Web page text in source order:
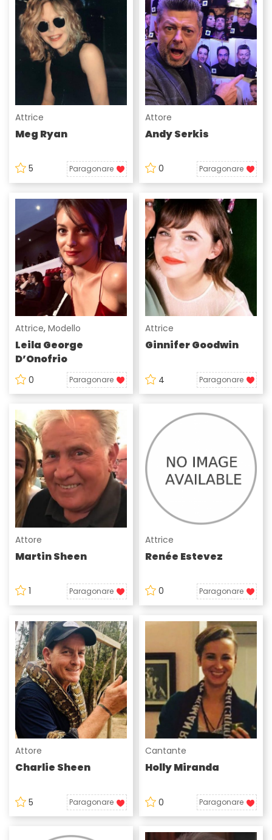
Attrice
Meg Ryan
5 Paragonare
Attore
Andy Serkis
0 Paragonare
Attrice, Modello
Leila George
D’Onofrio
0 Paragonare
Attrice
Ginnifer Goodwin
4 Paragonare
Attore
Martin Sheen
1 Paragonare
Attrice
Renée Estevez
0 Paragonare
Attore
Charlie Sheen
5 Paragonare
Cantante
Holly Miranda
0 Paragonare